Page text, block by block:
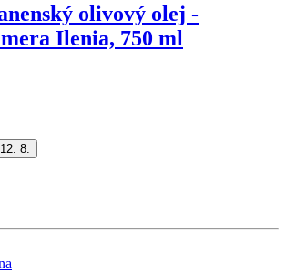
olivový olej -
Ilenia, 750 ml
8.